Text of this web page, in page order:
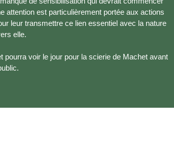
attention est particulièrement portée aux actions
leur transmettre ce lien essentiel avec la nature
elle.
pourra voir le jour pour la scierie de Machet avant